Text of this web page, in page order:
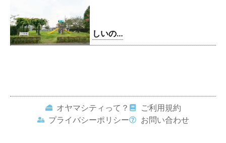
しいの
実公園
オヤマシティって？
ご利用規約
プライバシーポリシー
お問い合わせ